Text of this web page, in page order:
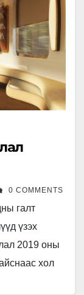
0 COMMENTS
галт
үзэх
2019 оны
хол